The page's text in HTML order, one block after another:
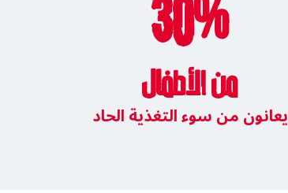
30%
من الأطفال
يعانون من سوء التغذية الحاد